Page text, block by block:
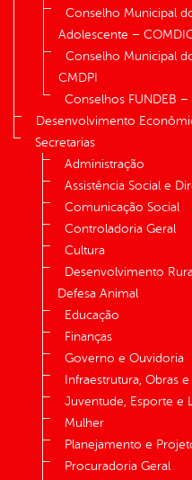
Conselho Municipal
Adolescente –
Conselho Municipal
CMDPI
Conselhos FUNDEB –
Desenvolvimento
Secretarias
Administração
Assistência Social e
Comunicação Social
Controladoria Geral
Cultura
Desenvolvimento
Defesa Animal
Educação
Finanças
Governo e Ouvidoria
Infraestrutura, Obras
Juventude, Esporte e
Mulher
Planejamento e
Procuradoria Geral